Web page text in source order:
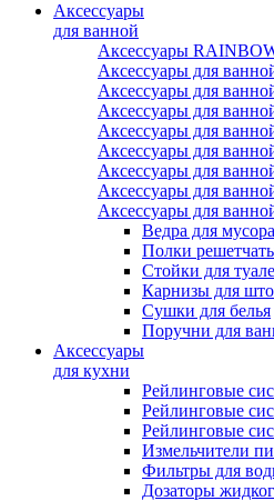
Аксессуары
для ванной
Аксессуары
Аксессуары для
Аксессуары для
Аксессуары для
Аксессуары для
Аксессуары для
Аксессуары для
Аксессуары для
Аксессуары для
Ведра для мусора
Полки
Стойки для
Карнизы для
Сушки для белья
Поручни для
Аксессуары
для кухни
Рейлинговые
Рейлинговые
Рейлинговые
Измельчители
Фильтры для
Дозаторы